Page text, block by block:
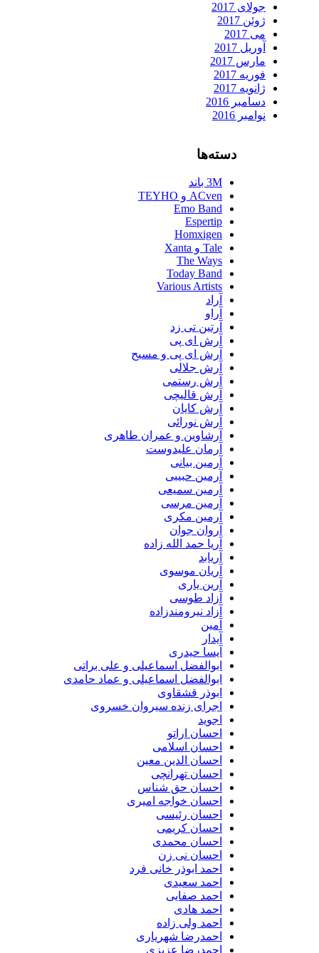
مارس 2017
دسامبر 2016
ACven و TEYHO
Emo Band
Espertip
Homxigen
The Ways
Today Band
Various Artists
آرتین تی زد
آرش ای پی
آرش ای پی و مسیح
آرش جلالی
آرش رستمی
آرش قالیچی
آرش کایان
آرش نورائی
آرشاوین و عمران طاهری
آرمان علیدوست
آرمین بیانی
آرمین حبیبی
آرمین سمیعی
آرمین مرسی
آرمین مکری
آروان جوان
آریا حمد الله زاده
آریان موسوی
آرین یاری
آزاد طوسی
آزاد نیرومندزاده
آیسا حیدری
ابوالفضل اسماعیلی و علی براتی
ابوالفضل اسماعیلی و عماد حامدی
ابوذر قشقاوی
اجرای زنده سیروان خسروی
احسان اراتو
احسان اسلامی
احسان الدین معین
احسان تهرانچی
احسان حق شناس
احسان خواجه امیری
احسان رئیسی
احسان کریمی
احسان محمدی
احسان نی زن
احمد ابوذر خانی فرد
احمد سعیدی
احمد صفایی
احمد هادی
احمد ولی زاده
احمدرضا شهریاری
احمدرضا عزیزی